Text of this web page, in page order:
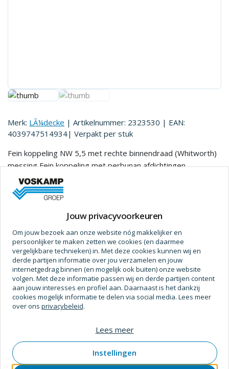
Merk: LÃ¼decke | Artikelnummer: 2323530 | EAN:
4039747514934| Verpakt per stuk
Fein koppeling NW 5,5 met rechte binnendraad (Whitworth)
messing Fein koppeling met perbunan afdichtingen
enkelzijdig afsluitend met rechte binnendraad (Whitworth).
Uitwisselbaar met o.a.: Prevost ASC06, Prevost ASC10ARO
210, Parker 50, Rectus 22, Cejn 300, JWL 522, Orion 44516
Prijs op aanvraag
Specificaties
Technische gegevens
Bsw (whitworth)
Bewerking
Jouw privacyvoorkeuren
Om jouw bezoek aan onze website nóg makkelijker en
persoonlijker te maken zetten we cookies (en daarmee
vergelijkbare technieken) in. Met deze cookies kunnen wij en
derde partijen informatie over jou verzamelen en jouw
internetgedrag binnen (en mogelijk ook buiten) onze website
volgen. Met deze informatie passen wij en derde partijen content
aan jouw interesses en profiel aan. Daarnaast is het dankzij
cookies mogelijk informatie te delen via social media. Lees meer
over ons privacybeleid.
Instellingen
Lees meer